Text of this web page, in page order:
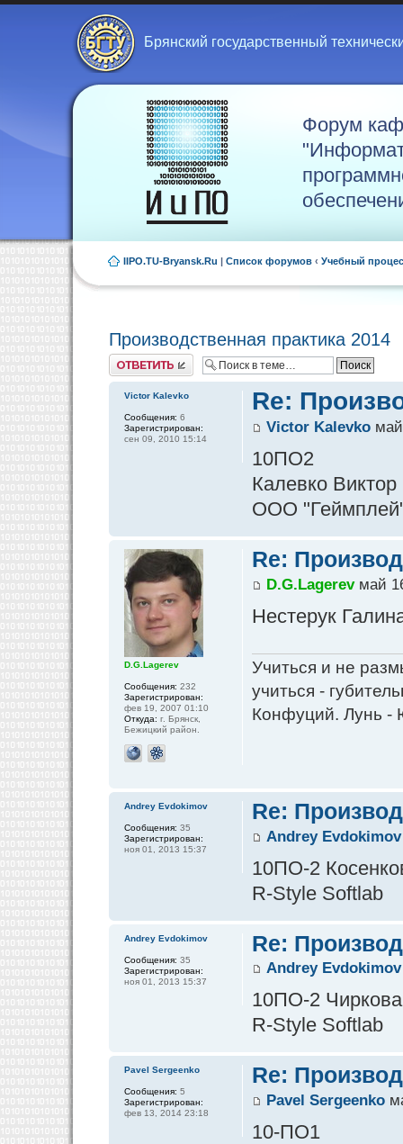
Брянский государственный
Форум
IIPO.TU-Bryansk.Ru | Список форумов ‹ Учебный
Производственная практика 2014
Ответить
Re:
Victor Kalevko
10ПО2
Калевко Виктор
ООО
Victor Kalevko
Сообщения: 6
Зарегистрирован:
сен 09, 2010 15:14
Re:
D.G.Lagerevмай
Нестерук
Учиться и не
учиться -
Конфуций. Лунь -
D.G.Lagerev
Сообщения: 232
Зарегистрирован:
фев 19, 2007 01:10
Откуда: г. Брянск,
Бежицкий район.
Re:
Andrey Evdokimov
10ПО-2
R-Style Softlab
Andrey Evdokimov
Сообщения: 35
Зарегистрирован:
ноя 01, 2013 15:37
Re:
Andrey Evdokimov
10ПО-2
R-Style Softlab
Andrey Evdokimov
Сообщения: 35
Зарегистрирован:
ноя 01, 2013 15:37
Re:
Pavel Sergeenko
10-ПО1
Pavel Sergeenko
Сообщения: 5
Зарегистрирован:
фев 13, 2014 23:18